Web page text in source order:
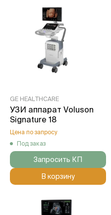
GE HEALTHCARE
УЗИ аппарат Voluson
Signature 18
Цена по запросу
Под заказ
Запросить КП
В корзину